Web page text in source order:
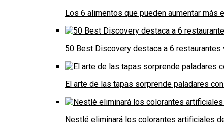
Los 6 alimentos que pueden aumentar más
50 Best Discovery destaca a 6
El arte de las tapas sorprende paladares
Nestlé eliminará los colorantes artificiales